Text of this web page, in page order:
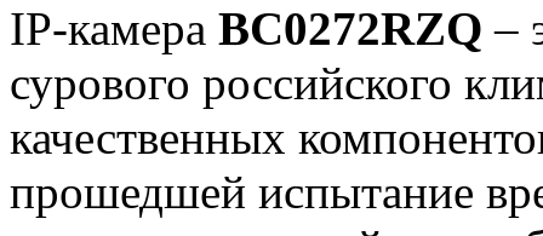
IP-камера BC0272RZQ –
сурового российского
качественных
прошедшей испытание